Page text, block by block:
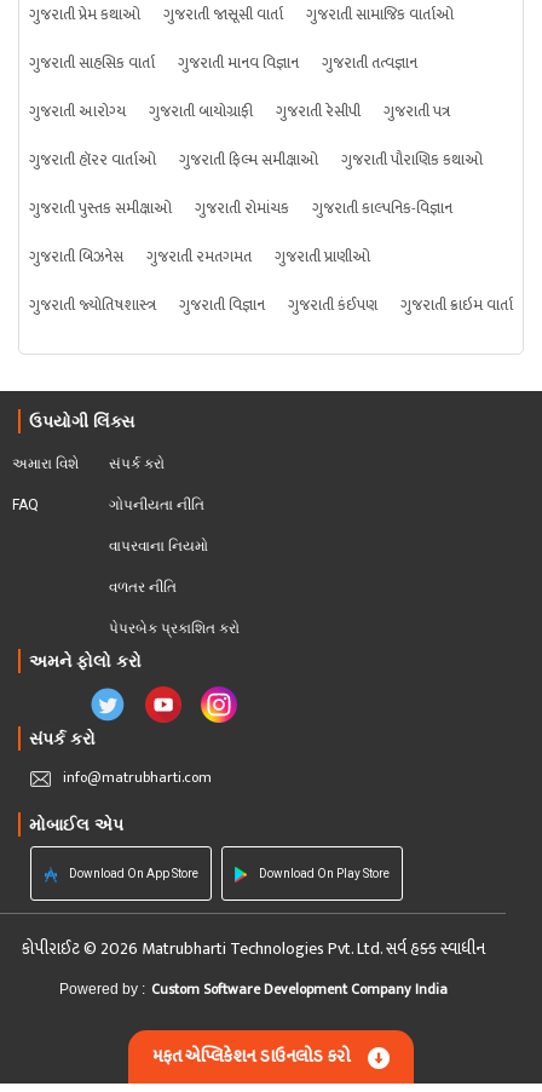
ગુજરાતી પ્રેમ કથાઓ
ગુજરાતી જાસૂસી વાર્તા
ગુજરાતી સામાજિક વાર્તાઓ
ગુજરાતી સાહસિક વાર્તા
ગુજરાતી માનવ વિજ્ઞાન
ગુજરાતી તત્વજ્ઞાન
ગુજરાતી આરોગ્ય
ગુજરાતી બાયોગ્રાફી ગુજરાતી રેસીપી
ગુજરાતી પત્ર
ગુજરાતી હૉરર વાર્તાઓ
ગુજરાતી ફિલ્મ સમીક્ષાઓ
ગુજરાતી પૌરાણિક કથાઓ
ગુજરાતી પુસ્તક સમીક્ષાઓ
ગુજરાતી રોમાંચક
ગુજરાતી કાલ્પનિક-વિજ્ઞાન
ગુજરાતી બિઝનેસ
ગુજરાતી રમતગમત
ગુજરાતી પ્રાણીઓ
ગુજરાતી જ્યોતિષશાસ્ત્ર
ગુજરાતી વિજ્ઞાન ગુજરાતી કંઈપણ ગુજરાતી ક્રાઇમ વાર્તા
ઉપયોગી લિંક્સ
અમારા વિશે
FAQ
સંપર્ક કરો
ગોપનીયતા નીતિ
વાપરવાના નિયમો
વળતર નીતિ
પેપરબેક પ્રકાશિત કરો
અમને ફોલો કરો
સંપર્ક કરો
info@matrubharti.com
મોબાઈલ એપ
Download On App Store Download On Play Store
કોપીરાઈટ © 2026 Matrubharti Technologies Pvt. Ltd. સર્વ હક્ક સ્વાધીન
Powered by : Custom Software Development Company India
મફત એપ્લિકેશન ડાઉનલોડ કરો